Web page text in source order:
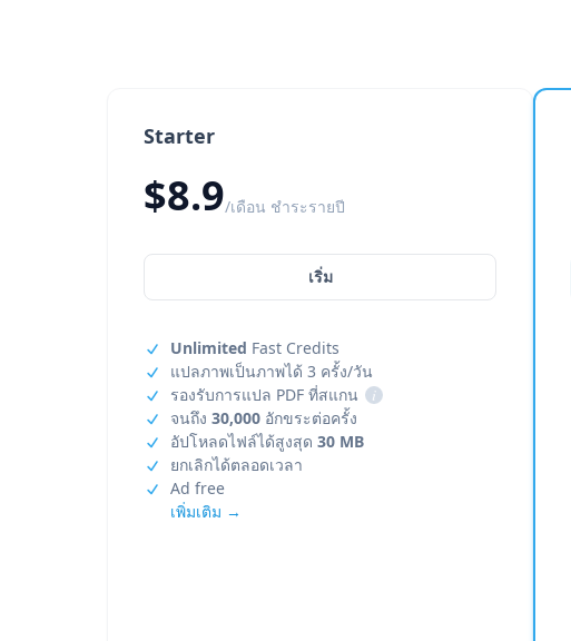
Starter
$8.9/เดือน ชำระรายปี
เริ่ม
Unlimited Fast Credits
แปลภาพเป็นภาพได้ 3 ครั้ง/วัน
รองรับการแปล PDF ที่สแกน
i
จนถึง 30,000 อักขระต่อครั้ง
อัปโหลดไฟล์ได้สูงสุด 30 MB
ยกเลิกได้ตลอดเวลา
Ad free
เพิ่มเติม →